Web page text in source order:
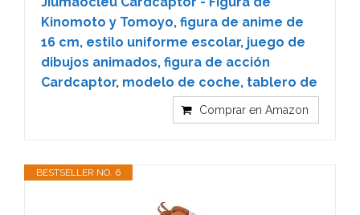
Kinomoto y Tomoyo, figura de anime de
16 cm, estilo uniforme escolar, juego de
dibujos animados, figura de acción
Cardcaptor, modelo de coche, tablero de
Comprar en Amazon
BESTSELLER NO. 6